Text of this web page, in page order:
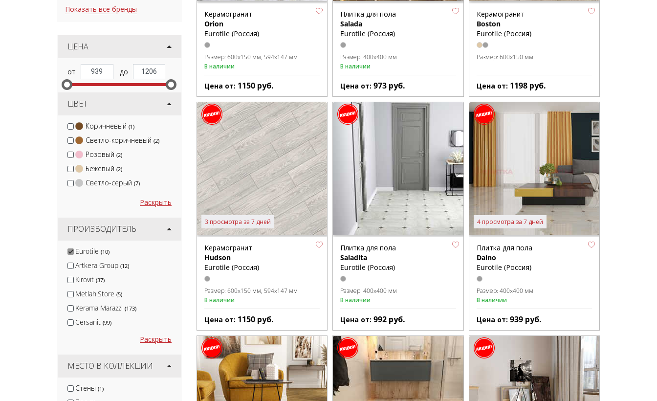
Показать все бренды
ЦЕНА
ЦВЕТ
Коричневый (1)
Светло-коричневый (2)
Розовый (2)
Бежевый (2)
Светло-серый (7)
Раскрыть
ПРОИЗВОДИТЕЛЬ
Eurotile (10)
Artkera Group (12)
Kirovit (37)
Metlah.Store (5)
Kerama Marazzi (173)
Cersanit (99)
Керлайф(11)
Ceramica Classic
Раскрыть
МЕСТО В КОЛЛЕКЦИИ
Стены (1)
Керамогранит
Orion
Eurotile (Россия)
Размер: 600x150 мм 594x147 мм
В наличии
Цена от: 1150 руб.
Плитка для пола
Salada
Eurotile (Россия)
Размер:400x400 мм
В наличии
Цена от:973 руб.
Керамогранит
Boston
Eurotile (Россия)
Размер: 600x150 мм
Цена от: 1198 руб.
3 просмотра за 7 дней
Керамогранит
Hudson
Eurotile (Россия)
Размер: 600x150 мм 594x147 мм
В наличии
Цена от: 1150 руб.
Плитка для пола
Saladita
Eurotile (Россия)
Размер:400x400 мм
В наличии
Цена от:992 руб.
4 просмотра за 7 дней
Плитка для пола
Daino
Eurotile (Россия)
Размер: 400x400 мм
В наличии
Цена от: 939 руб.